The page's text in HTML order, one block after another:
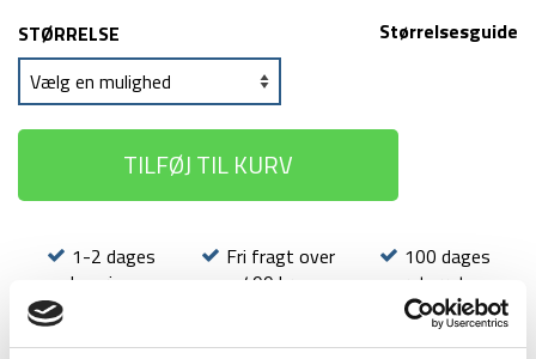
Størrelsesguide
STØRRELSE
TILFØJ TIL KURV
1-2 dages
levering
Fri fragt over
499 kr
100 dages
returret